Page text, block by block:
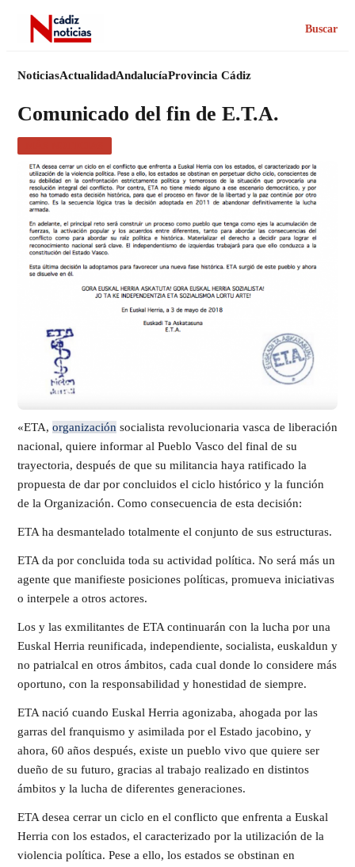
Buscar
NoticiasActualidadAndalucíaProvincia Cádiz
Comunicado del fin de E.T.A.
«ETA, organización socialista revolucionaria vasca de liberación
nacional, quiere informar al Pueblo Vasco del final de su
trayectoria, después de que su militancia haya ratificado la
propuesta de dar por concluidos el ciclo histórico y la función
de la Organización. Como consecuencia de esta decisión:
ETA ha desmantelado totalmente el conjunto de sus estructuras.
ETA da por concluida toda su actividad política. No será más un
agente que manifieste posiciones políticas, promueva iniciativas
o interpele a otros actores.
Los y las exmilitantes de ETA continuarán con la lucha por una
Euskal Herria reunificada, independiente, socialista, euskaldun y
no patrialcal en otros ámbitos, cada cual donde lo considere más
oportuno, con la responsabilidad y honestidad de siempre.
ETA nació cuando Euskal Herria agonizaba, ahogada por las
garras del franquismo y asimilada por el Estado jacobino, y
ahora, 60 años después, existe un pueblo vivo que quiere ser
dueño de su futuro, gracias al trabajo realizado en distintos
ámbitos y la lucha de diferentes generaciones.
ETA desea cerrar un ciclo en el conflicto que enfrenta a Euskal
Herria con los estados, el caracterizado por la utilización de la
violencia política. Pese a ello, los estados se obstinan en